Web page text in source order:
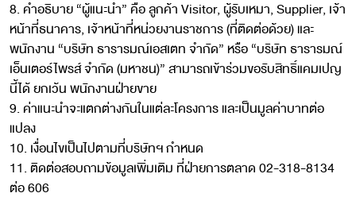
8. คำอธิบาย “ผู้แนะนำ” คือ ลูกค้า Visitor, ผู้รับเหมา, Supplier, เจ้า
หน้าที่ธนาคาร, เจ้าหน้าที่หน่วยงานราชการ (ที่ติดต่อด้วย) และ
พนักงาน “บริษัท ธารารมณ์เอสเตท จำกัด” หรือ “บริษัท ธารารมณ์
เอ็นเตอร์ไพรส์ จำกัด (มหาชน)” สามารถเข้าร่วมขอรับสิทธิ์แคมเปญ
นี้ได้ ยกเว้น พนักงานฝ่ายขาย
9. ค่าแนะนำจะแตกต่างกันในแต่ละโครงการ และเป็นมูลค่าบาทต่อ
แปลง
10. เงื่อนไขเป็นไปตามที่บริษัทฯ กำหนด
11. ติดต่อสอบถามข้อมูลเพิ่มเติม ที่ฝ่ายการตลาด 02-318-8134
ต่อ 606